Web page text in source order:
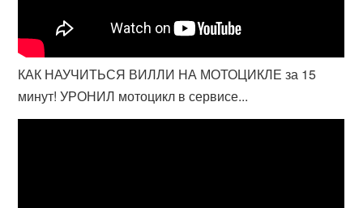
КАК НАУЧИТЬСЯ ВИЛЛИ НА МОТОЦИКЛЕ за 15
минут! УРОНИЛ мотоцикл в сервисе...